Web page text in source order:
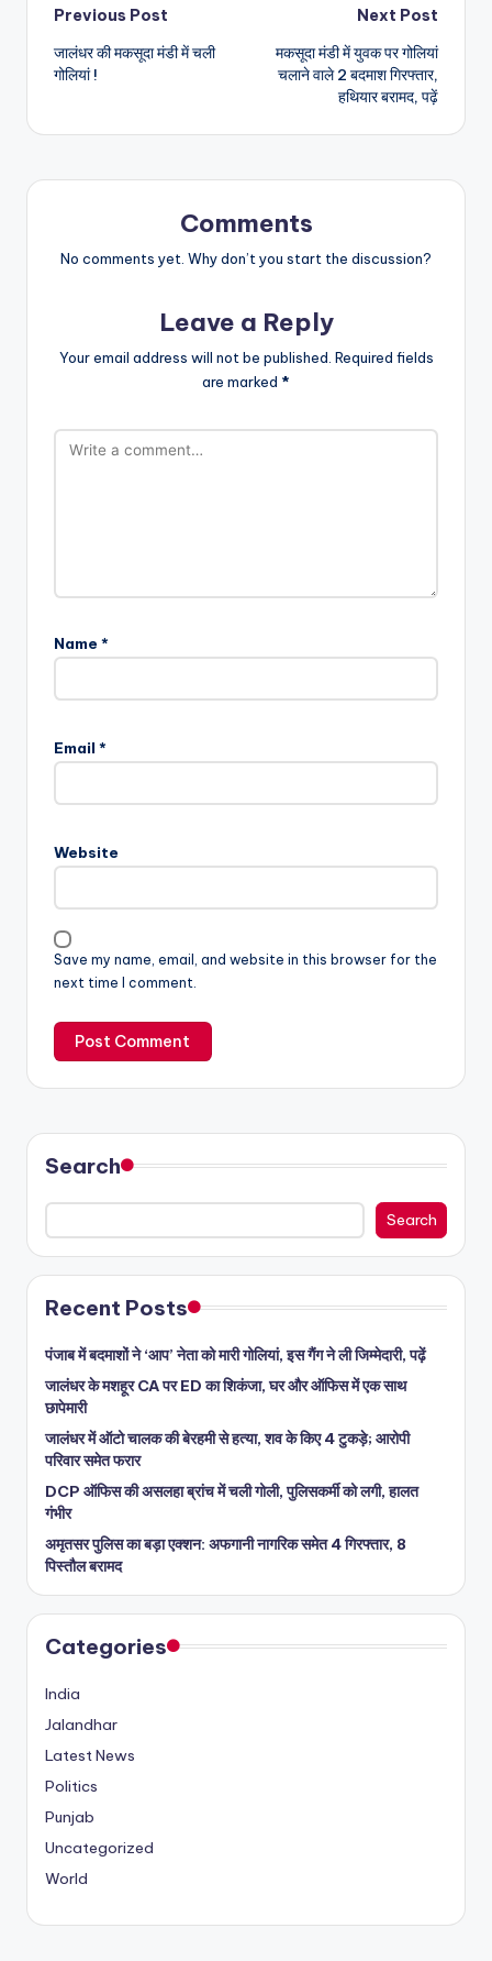
Post
navigation
Previous Post
जालंधर की मकसूदा मंडी में चली
गोलियां !
Next Post
मकसूदा मंडी में युवक पर गोलियां
चलाने वाले 2 बदमाश गिरफ्तार,
हथियार बरामद, पढ़ें
Comments
No comments yet. Why don’t you start the discussion?
Leave a Reply
Your email address will not be published. Required fields
are marked *
Name *
Email *
Website
Save my name, email, and website in this browser for the
next time I comment.
Search
Search
Recent Posts
पंजाब में बदमाशों ने ‘आप’ नेता को मारी गोलियां, इस गैंग ने ली जिम्मेदारी, पढ़ें
जालंधर के मशहूर CA पर ED का शिकंजा, घर और ऑफिस में एक साथ
छापेमारी
जालंधर में ऑटो चालक की बेरहमी से हत्या, शव के किए 4 टुकड़े; आरोपी
परिवार समेत फरार
DCP ऑफिस की असलहा ब्रांच में चली गोली, पुलिसकर्मी को लगी, हालत
गंभीर
अमृतसर पुलिस का बड़ा एक्शन: अफगानी नागरिक समेत 4 गिरफ्तार, 8
पिस्तौल बरामद
Categories
India
Jalandhar
Latest News
Politics
Punjab
Uncategorized
World